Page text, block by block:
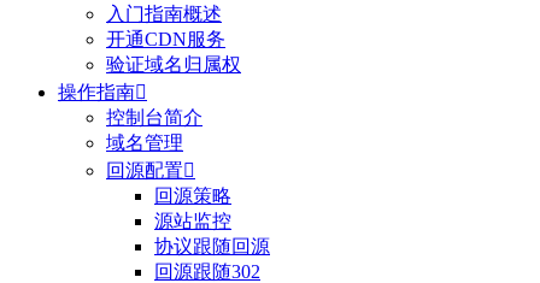
入门指南概述
开通CDN服务
验证域名归属权
操作指南
控制台简介
域名管理
回源配置
回源策略
源站监控
协议跟随回源
回源跟随302